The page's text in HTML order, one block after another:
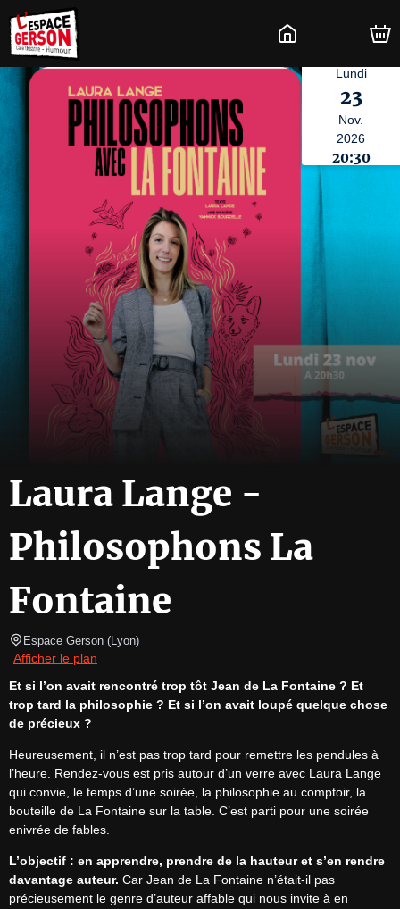
Lundi
23
Nov.
2026
20:30
Laura Lange -
Philosophons La
Fontaine
Espace Gerson (Lyon)
Afficher le plan
Et si l’on avait rencontré trop tôt Jean de La Fontaine ? Et
trop tard la philosophie ? Et si l’on avait loupé quelque chose
de précieux ?
Heureusement, il n’est pas trop tard pour remettre les pendules à
l’heure. Rendez-vous est pris autour d’un verre avec Laura Lange
qui convie, le temps d’une soirée, la philosophie au comptoir, la
bouteille de La Fontaine sur la table. C’est parti pour une soirée
enivrée de fables.
L’objectif : en apprendre, prendre de la hauteur et s’en rendre
davantage auteur. Car Jean de La Fontaine n’était-il pas
précieusement le genre d’auteur affable qui nous invite à en